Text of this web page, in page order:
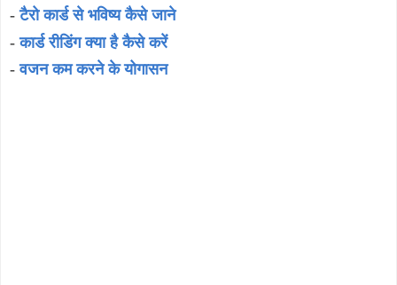
-टैरो कार्ड से भविष्य कैसे जाने
-कार्ड रीडिंग क्या है कैसे करें
- वजन कम करने के योगासन